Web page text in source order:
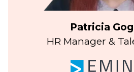
Patricia
HR Manager &